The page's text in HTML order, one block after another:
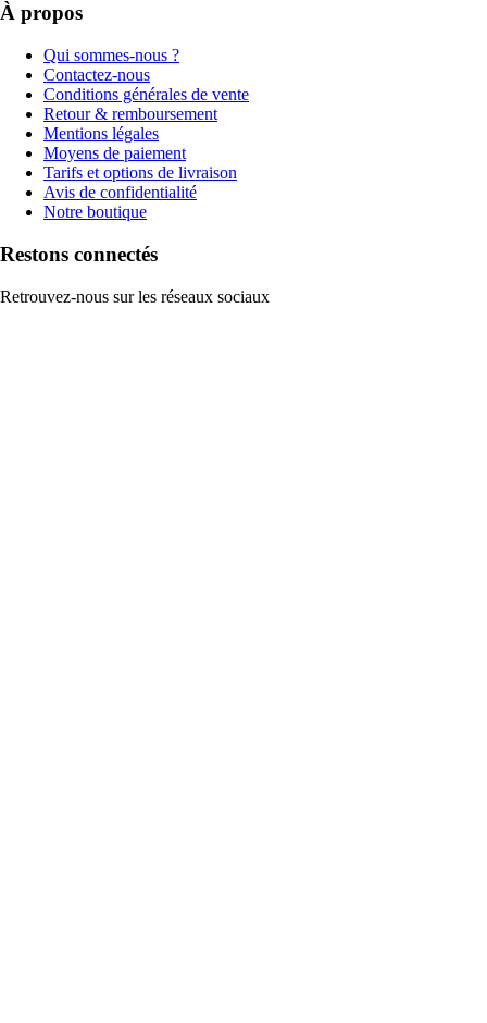
À propos
Qui sommes-nous ?
Contactez-nous
Conditions générales de vente
Retour & remboursement
Mentions légales
Moyens de paiement
Tarifs et options de livraison
Avis de confidentialité
Notre boutique
Restons connectés
Retrouvez-nous sur les réseaux sociaux